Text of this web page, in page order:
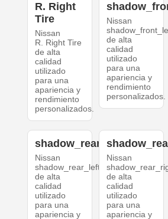
R. Right
Tire
Nissan
R. Right Tire
de alta
calidad
utilizado
para una
apariencia y
rendimiento
personalizados.
Nissan
de alta
calidad
utilizado
para una
apariencia y
rendimiento
personalizados.
shadow_rear_left
Nissan
shadow_rear_left
de alta
calidad
utilizado
para una
apariencia y
Nissan
de alta
calidad
utilizado
para una
apariencia y